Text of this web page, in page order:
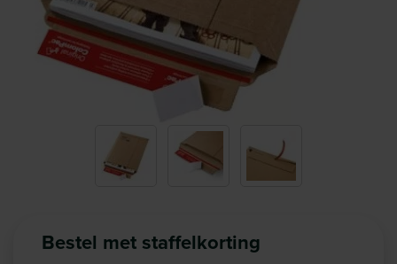
Bestel met staffelkorting